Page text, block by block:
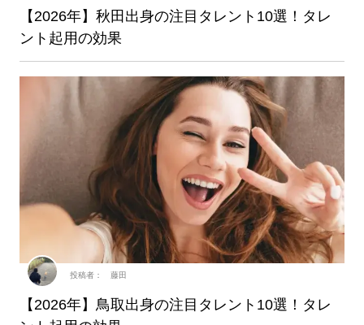
【2026年】秋田出身の注目タレント10選！タレ
ント起用の効果
【2026年】鳥取出身の注目タレント10選！タレ
投稿者： 藤田